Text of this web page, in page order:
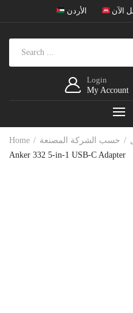
الأردن الآن
Login
My Account
Home حسب الشركة المصنعة
Anker 332 5-in-1 USB-C Adapter